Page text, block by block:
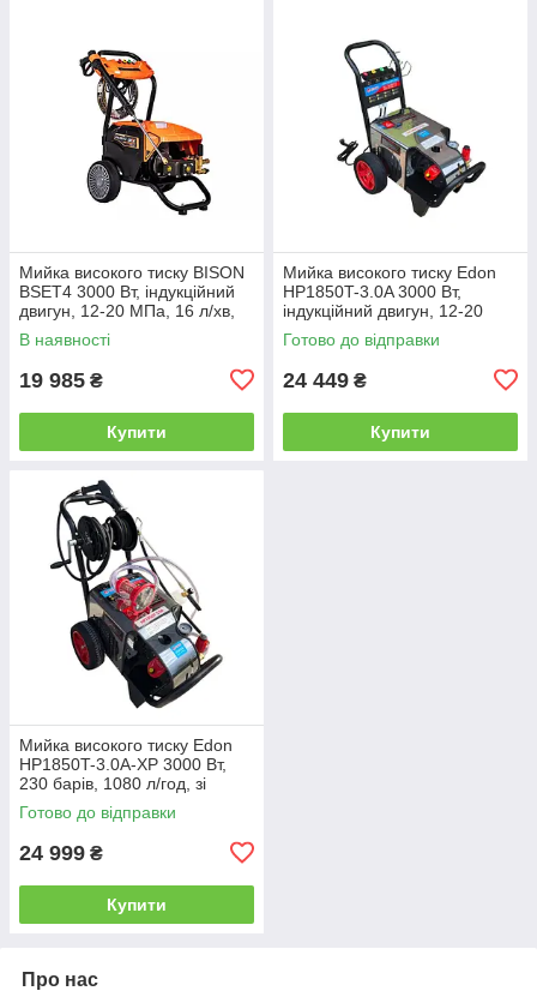
Мийка високого тиску BISON
BSET4 3000 Вт, індукційний
двигун, 12-20 МПа, 16 л/хв,
шланг 10 м, 4 насадки та
пінна насадка
В наявності
19 985 ₴
Купити
Мийка високого тиску Edon
HP1850T-3.0A 3000 Вт,
індукційний двигун, 12-20
МПа, 16 л/хв, шланг 10 м, 4
насадки та пінна
Готово до відправки
24 449 ₴
Купити
Мийка високого тиску Edon
HP1850T-3.0A-XР 3000 Вт,
230 барів, 1080 л/год, зі
шлангом 10 м
Готово до відправки
24 999 ₴
Купити
Про нас